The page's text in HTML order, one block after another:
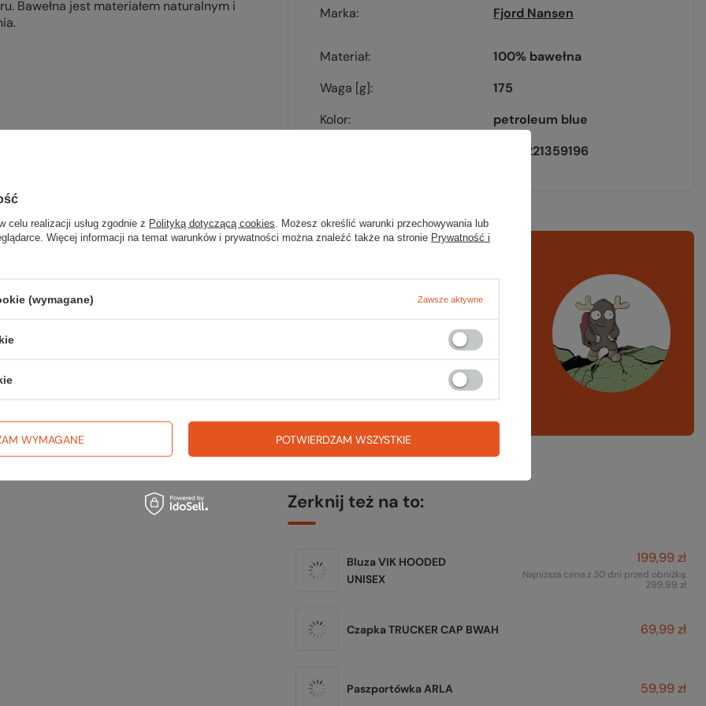
Bawełna jest materiałem naturalnym i
Marka Fjord Nansen
Materiał
100% bawełna
Waga [g]
175
Kolor
petroleum blue
5908221359196
czy masz
na wyjazd w góry, kajak,
TWOJA LISTA SPRZĘTOWA
Zerknij też na to:
Bluza VIK HOODED
UNISEX
199,99 zł
Najniższa cena z 30 dni przed obniżką:
299,99 zł
Czapka TRUCKER CAP BWAH 69,99 zł
Paszportówka ARLA 59,99 zł
celu realizacji usług zgodnie z Polityką dotyczącą cookies . Możesz określić warunki przechowywania lub
Więcej informacji na temat warunków i prywatności można znaleźć także na stronie Prywatność i
(wymagane) Zawsze aktywne
WYMAGANE POTWIERDZAM WSZYSTKIE